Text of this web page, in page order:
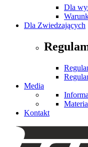
Dla
Dla Zwiedzających
Media
Kontakt